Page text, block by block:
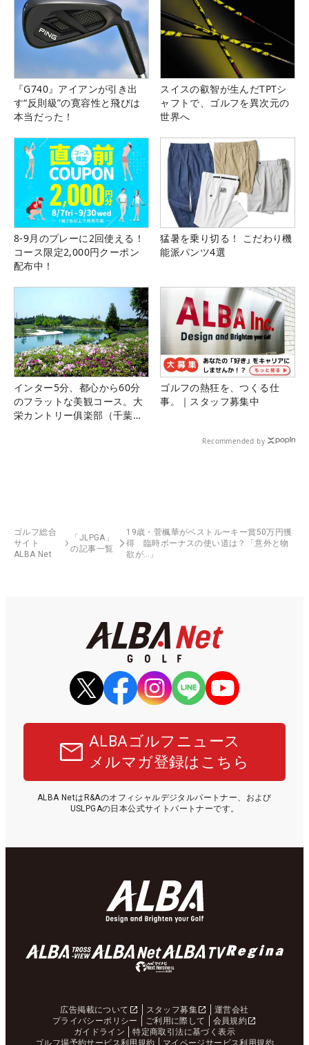
『G740』アイアンが引き出
す“反則級”の寛容性と飛びは
本当だった！
スイスの叡智が生んだTPTシ
ャフトで、ゴルフを異次元の
世界へ
8-9月のプレーに2回使える！
コース限定2,000円クーポン
配布中！
猛暑を乗り切る！ こだわり機
能派パンツ4選
インター5分、都心から60分
のフラットな美観コース。大
栄カントリー俱楽部（千葉
ゴルフの熱狂を、つくる仕
事。｜スタッフ募集中
Recommended by
ゴルフ総合
サイト
ALBA Net
「JLPGA」
の記事一覧
19歳・菅楓華がベストルーキー賞50万円獲
得 臨時ボーナスの使い道は？「意外と物
欲が…」
ALBAゴルフニュース
メルマガ登録はこちら
ALBA NetはR&Aのオフィシャルデジタルパートナー、および
USLPGAの日本公式サイトパートナーです。
広告掲載について スタッフ募集
運営会社
プライバシーポリシー
ご利用に際して
会員規約
ガイドライン
特定商取引法に基づく表示
ゴルフ場予約サービス利用規約
マイページサービス利用規約